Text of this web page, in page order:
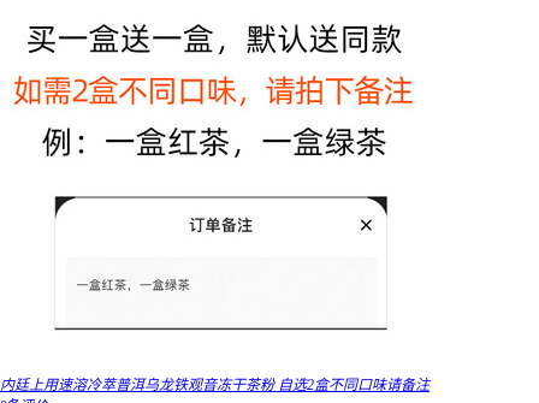
内廷上用速溶冷萃普洱乌龙铁观音冻干茶粉 自选2盒不同口味请备注